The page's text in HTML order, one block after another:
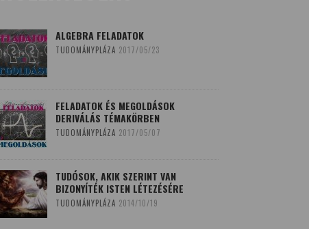
ALGEBRA FELADATOK
TUDOMÁNYPLÁZA 2017/05/23
FELADATOK ÉS MEGOLDÁSOK
DERIVÁLÁS TÉMAKÖRBEN
TUDOMÁNYPLÁZA 2017/05/07
TUDÓSOK, AKIK SZERINT VAN
BIZONYÍTÉK ISTEN LÉTEZÉSÉRE
TUDOMÁNYPLÁZA 2014/10/19